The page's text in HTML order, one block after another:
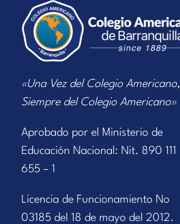
«Una Vez del Colegio Americano,
Siempre del Colegio Americano»
Aprobado por el Ministerio de
Educación Nacional: Nit. 890 111
655 – 1
Licencia de Funcionamiento No
03185 del 18 de mayo del 2012.